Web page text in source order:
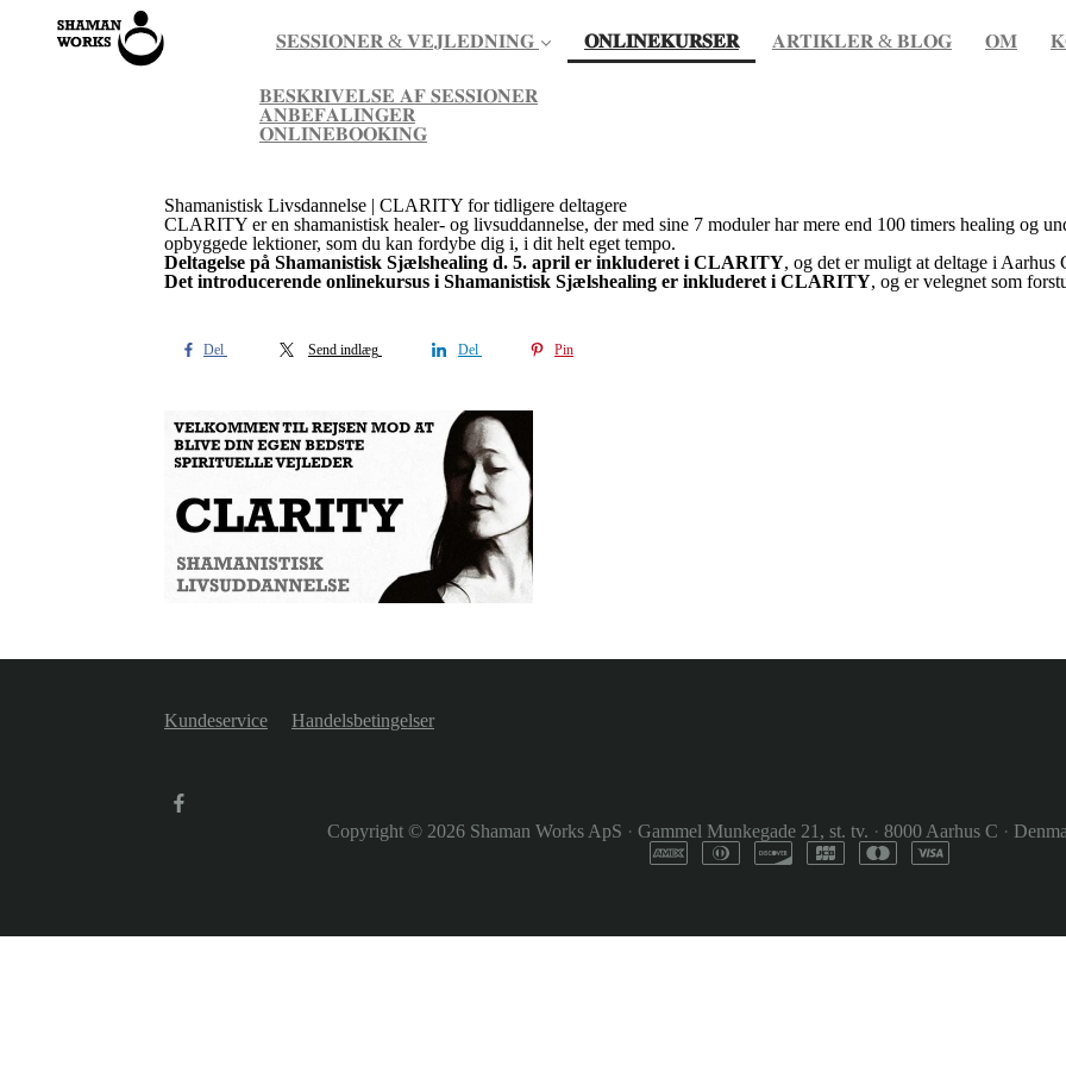
𝐒𝐄𝐒𝐒𝐈𝐎𝐍𝐄𝐑 & 𝐕𝐄𝐉𝐋𝐄𝐃𝐍𝐈𝐍𝐆
𝐁𝐄𝐒𝐊𝐑𝐈𝐕𝐄𝐋𝐒𝐄 𝐀𝐅 𝐒𝐄𝐒𝐒𝐈𝐎𝐍𝐄𝐑
𝐀𝐍𝐁𝐄𝐅𝐀𝐋𝐈𝐍𝐆𝐄𝐑
𝐎𝐍𝐋𝐈𝐍𝐄𝐁𝐎𝐎𝐊𝐈𝐍𝐆
𝐎𝐍𝐋𝐈𝐍𝐄𝐊𝐔𝐑𝐒𝐄𝐑(current)𝐀𝐑𝐓𝐈𝐊𝐋𝐄𝐑 & 𝐁𝐋𝐎𝐆 𝐎𝐌
Shamanistisk Livsdannelse | CLARITY for tidligere deltagere
CLARITY er en shamanistisk healer- og livsuddannelse, der med sine 7 moduler har mere end 100 timers healing og
opbyggede lektioner, som du kan fordybe dig i, i dit helt eget tempo.
Deltagelse på Shamanistisk Sjælshealing d. 5. april er inkluderet i CLARITY, og det er muligt at deltage i
Det introducerende onlinekursus i Shamanistisk Sjælshealing er inkluderet i CLARITY, og er velegnet som
Del Send indlæg Del Pin
Kundeservice Handelsbetingelser
Copyright © 2026 Shaman Works ApS · Gammel Munkegade 21, st. tv. · 8000 Aarhus C ·